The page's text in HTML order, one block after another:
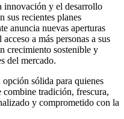
innovación y el desarrollo
sus recientes planes
anuncia nuevas aperturas
a más personas a sus
crecimiento sostenible y
del mercado.
sólida para quienes
combine tradición, frescura,
y comprometido con la